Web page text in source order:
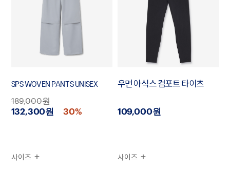
SPS WOVEN PANTS UNISEX
189,000원
132,300원 30%
사이즈
우먼 아식스 컴포트 타이츠
109,000원
사이즈